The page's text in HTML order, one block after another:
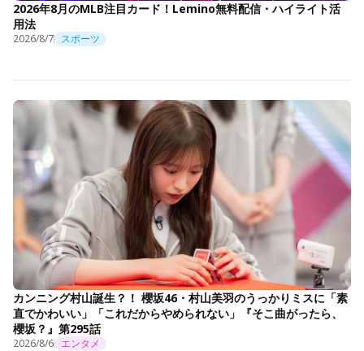
2026年8月のMLB注目カード！Lemino無料配信・ハイライト活
用法
2026/8/7 スポーツ
カンニング村山誕生？！ 櫻坂46・村山美羽のうっかりミスに「素
直でかわいい」「これだからやめられない」『そこ曲がったら、
櫻坂？』第295話
2026/8/6 エンタメ